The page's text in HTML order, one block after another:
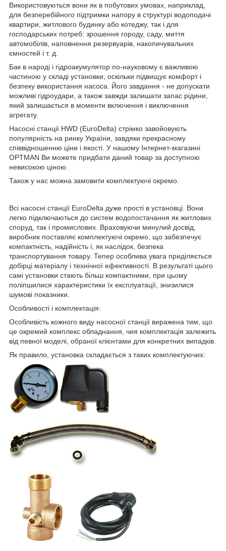
Використовуються вони як в побутових умовах, наприклад,
для безперебійного підтримки напору в структурі водоподачі
квартири, житлового будинку або котеджу, так і для
господарських потреб: зрошення городу, саду, миття
автомобілів, наповнення резервуарів, накопичувальних
ємностей і т. д.
Бак в народі і гідроакумулятор по-науковому є важливою
частиною у складі установки, оскільки підвищує комфорт і
безпеку використання насоса. Його завдання - не допускати
можливі гідроудари, а також завжди залишати запас рідини,
який залишається в моменти включення і виключення
агрегату.
Насосні станції HWD (EuroDelta) стрімко завойовують
популярність на ринку України, завдяки прекрасному
співвідношенню ціни і якості. У нашому Інтернет-магазині
OPTMAN Ви можете придбати даний товар за доступною
невисокою ціною.
Також у нас можна замовити комплектуючі окремо.
Всі насосні станції EuroDelta дуже прості в установці. Вони
легко підключаються до систем водопостачання як житлових
споруд, так і промислових. Враховуючи минулий досвід,
виробник поставляє комплектуючі окремо, що забезпечує
компактність, надійність і, як наслідок, безпека
транспортування товару. Тепер особлива увага приділяється
добірці матеріалу і технічної ефективності. В результаті цього
самі установки стають більш компактними, при цьому
поліпшилися характеристики їх експлуатації, знизилися
шумові показники.
Особливості і комплектація:
Особливість кожного виду насосної станції виражена тим, що
це окремий комплекс обладнання, чия комплектація залежить
від певної моделі, обраної клієнтами для конкретних випадків.
Як правило, установка складається з таких комплектуючих: